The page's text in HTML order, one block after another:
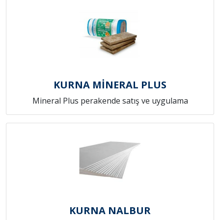
KURNA MİNERAL PLUS
Mineral Plus perakende satış ve uygulama
KURNA NALBUR